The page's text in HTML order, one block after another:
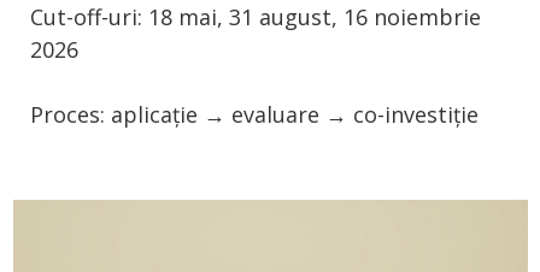
Cut-off-uri: 18 mai, 31 august, 16 noiembrie
2026
Proces: aplicație → evaluare → co-investiție